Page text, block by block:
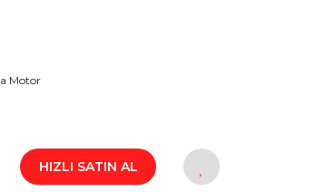
Motor
HIZLI SATIN AL